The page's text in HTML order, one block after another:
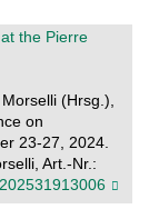
the Pierre
(Hrsg.),
on
23-27, 2024.
Art.-Nr.: